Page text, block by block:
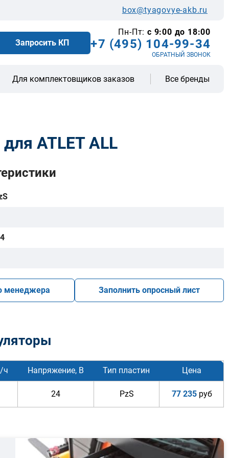
box@tyagovye-akb.ru
Запросить КП
Пн-Пт: с 9:00 до 18:00
+7 (495) 104-99-34
ОБРАТНЫЙ ЗВОНОК
Для комплектовщиков заказов Все бренды
ATLET ALL
менеджера Заполнить опросный лист
ч Напряжение, В Тип пластин Цена
24 PzS 77 235руб